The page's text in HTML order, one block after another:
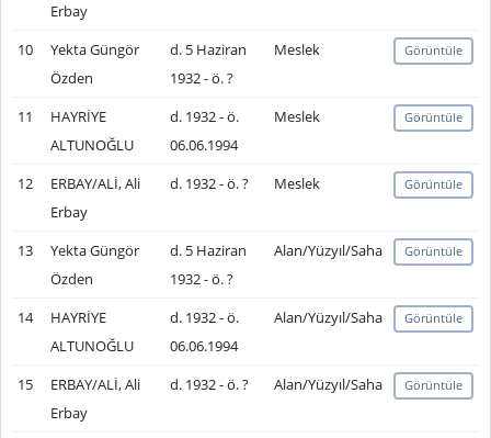
Erbay
10
Yekta Güngör
Özden
d. 5 Haziran
1932 - ö. ?
Meslek Görüntüle
11
HAYRİYE
ALTUNOĞLU
d. 1932 - ö.
06.06.1994
Meslek Görüntüle
12
ERBAY/ALİ, Ali
Erbay
d. 1932 - ö. ? Meslek Görüntüle
13
Yekta Güngör
Özden
d. 5 Haziran
1932 - ö. ?
Alan/Yüzyıl/Saha Görüntüle
14
HAYRİYE
ALTUNOĞLU
d. 1932 - ö.
06.06.1994
Alan/Yüzyıl/Saha Görüntüle
15
ERBAY/ALİ, Ali
Erbay
d. 1932 - ö. ? Alan/Yüzyıl/Saha Görüntüle